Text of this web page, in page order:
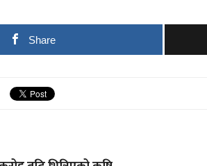
Share